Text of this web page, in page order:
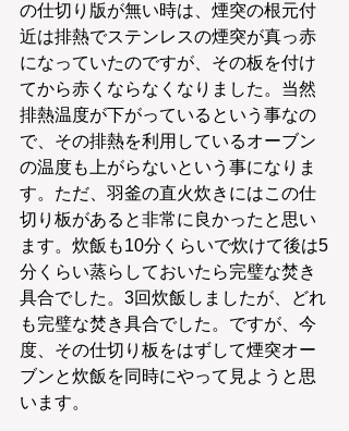
の仕切り版が無い時は、煙突の根元付
近は排熱でステンレスの煙突が真っ赤
になっていたのですが、その板を付け
てから赤くならなくなりました。当然
排熱温度が下がっているという事なの
で、その排熱を利用しているオーブン
の温度も上がらないという事になりま
す。ただ、羽釜の直火炊きにはこの仕
切り板があると非常に良かったと思い
ます。炊飯も10分くらいで炊けて後は5
分くらい蒸らしておいたら完璧な焚き
具合でした。3回炊飯しましたが、どれ
も完璧な焚き具合でした。ですが、今
度、その仕切り板をはずして煙突オー
ブンと炊飯を同時にやって見ようと思
います。